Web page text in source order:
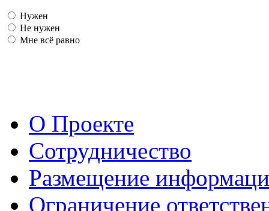
Нужен
Не нужен
Мне всё равно
О Проекте
Сотрудничество
Размещение
Ограничение